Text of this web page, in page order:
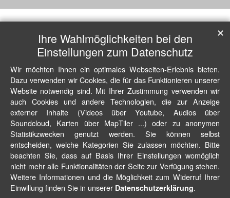
Ihre Wahlmöglichkeiten bei den
Einstellungen zum Datenschutz
Wir möchten Ihnen ein optimales Webseiten-Erlebnis bieten.
Dazu verwenden wir Cookies, die für das Funktionieren unserer
Website notwendig sind. Mit Ihrer Zustimmung verwenden wir
auch Cookies und andere Technologien, die zur Anzeige
externer Inhalte (Videos über Youtube, Audios über
Soundcloud, Karten über MapTiler ...) oder zu anonymen
Statistikzwecken genutzt werden. Sie können selbst
entscheiden, welche Kategorien Sie zulassen möchten. Bitte
beachten Sie, dass auf Basis Ihrer Einstellungen womöglich
nicht mehr alle Funktionalitäten der Seite zur Verfügung stehen.
Weitere Informationen und die Möglichkeit zum Widerruf Ihrer
Einwillung finden Sie in unserer Datenschutzerklärung.
✕